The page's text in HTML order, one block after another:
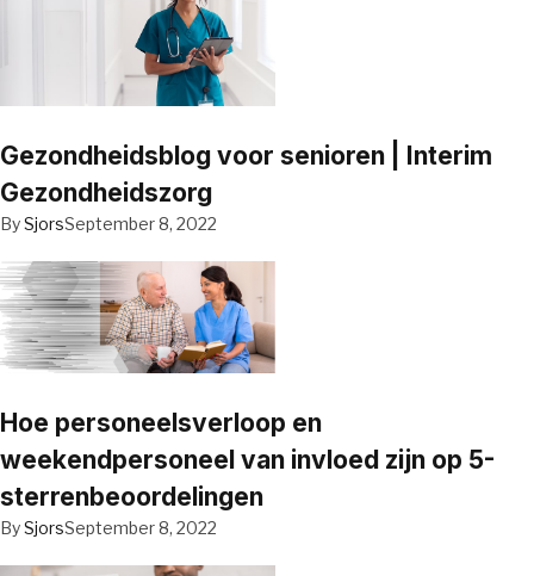
Gezondheidsblog voor senioren | Interim
Gezondheidszorg
BySjorsSeptember 8, 2022
Hoe personeelsverloop en
weekendpersoneel van invloed zijn op 5-
sterrenbeoordelingen
BySjorsSeptember 8, 2022